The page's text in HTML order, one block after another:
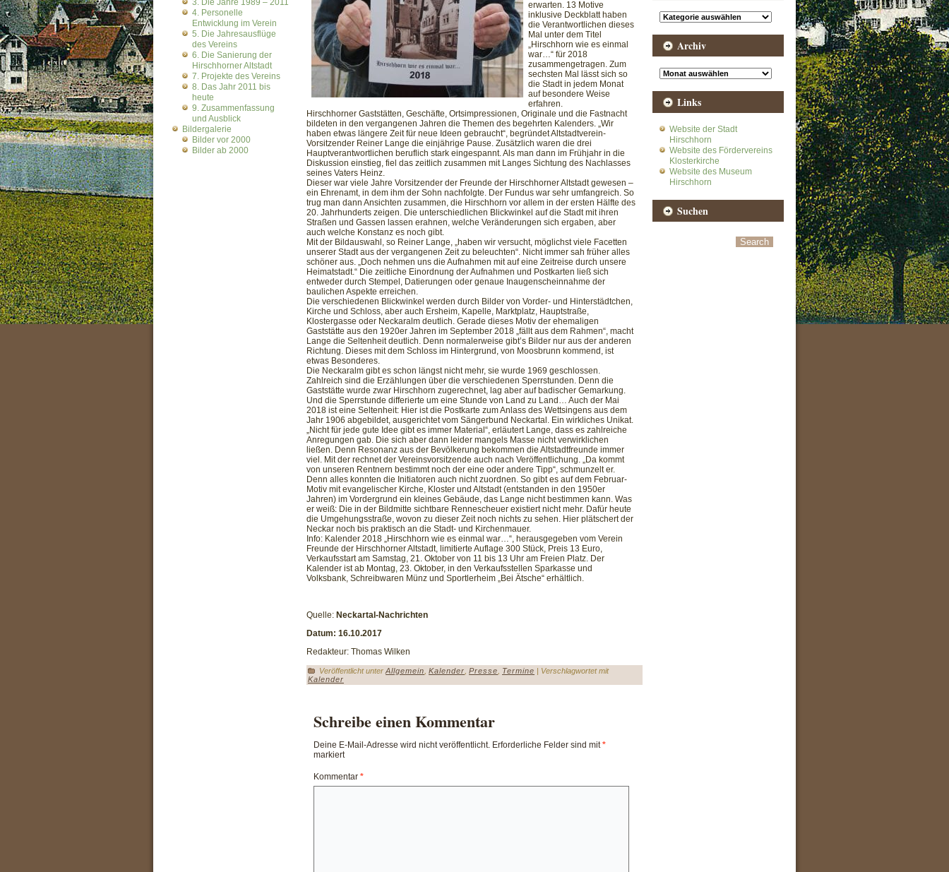
3. Die Jahre 1989 – 2011
4. Personelle
Entwicklung im Verein
5. Die Jahresausflüge
des Vereins
6. Die Sanierung der
Hirschhorner Altstadt
7. Projekte des Vereins
8. Das Jahr 2011 bis
heute
9. Zusammenfassung
und Ausblick
Bildergalerie
Bilder vor 2000
Bilder ab 2000
erwarten. 13 Motive
inklusive Deckblatt haben
die Verantwortlichen dieses
Mal unter dem Titel
„Hirschhorn wie es einmal
war…“ für 2018
zusammengetragen. Zum
sechsten Mal lässt sich so
die Stadt in jedem Monat
auf besondere Weise
erfahren.
Hirschhorner Gaststätten, Geschäfte, Ortsimpressionen, Originale und die Fastnacht
bildeten in den vergangenen Jahren die Themen des begehrten Kalenders. „Wir
haben etwas längere Zeit für neue Ideen gebraucht“, begründet Altstadtverein-
Vorsitzender Reiner Lange die einjährige Pause. Zusätzlich waren die drei
Hauptverantwortlichen beruflich stark eingespannt. Als man dann im Frühjahr in die
Diskussion einstieg, fiel das zeitlich zusammen mit Langes Sichtung des Nachlasses
seines Vaters Heinz.
Dieser war viele Jahre Vorsitzender der Freunde der Hirschhorner Altstadt gewesen –
ein Ehrenamt, in dem ihm der Sohn nachfolgte. Der Fundus war sehr umfangreich. So
trug man dann Ansichten zusammen, die Hirschhorn vor allem in der ersten Hälfte des
20. Jahrhunderts zeigen. Die unterschiedlichen Blickwinkel auf die Stadt mit ihren
Straßen und Gassen lassen erahnen, welche Veränderungen sich ergaben, aber
auch welche Konstanz es noch gibt.
Mit der Bildauswahl, so Reiner Lange, „haben wir versucht, möglichst viele Facetten
unserer Stadt aus der vergangenen Zeit zu beleuchten“. Nicht immer sah früher alles
schöner aus. „Doch nehmen uns die Aufnahmen mit auf eine Zeitreise durch unsere
Heimatstadt.“ Die zeitliche Einordnung der Aufnahmen und Postkarten ließ sich
entweder durch Stempel, Datierungen oder genaue Inaugenscheinnahme der
baulichen Aspekte erreichen.
Die verschiedenen Blickwinkel werden durch Bilder von Vorder- und Hinterstädtchen,
Kirche und Schloss, aber auch Ersheim, Kapelle, Marktplatz, Hauptstraße,
Klostergasse oder Neckaralm deutlich. Gerade dieses Motiv der ehemaligen
Gaststätte aus den 1920er Jahren im September 2018 „fällt aus dem Rahmen“, macht
Lange die Seltenheit deutlich. Denn normalerweise gibt’s Bilder nur aus der anderen
Richtung. Dieses mit dem Schloss im Hintergrund, von Moosbrunn kommend, ist
etwas Besonderes.
Die Neckaralm gibt es schon längst nicht mehr, sie wurde 1969 geschlossen.
Zahlreich sind die Erzählungen über die verschiedenen Sperrstunden. Denn die
Gaststätte wurde zwar Hirschhorn zugerechnet, lag aber auf badischer Gemarkung.
Und die Sperrstunde differierte um eine Stunde von Land zu Land… Auch der Mai
2018 ist eine Seltenheit: Hier ist die Postkarte zum Anlass des Wettsingens aus dem
Jahr 1906 abgebildet, ausgerichtet vom Sängerbund Neckartal. Ein wirkliches Unikat.
„Nicht für jede gute Idee gibt es immer Material“, erläutert Lange, dass es zahlreiche
Anregungen gab. Die sich aber dann leider mangels Masse nicht verwirklichen
ließen. Denn Resonanz aus der Bevölkerung bekommen die Altstadtfreunde immer
viel. Mit der rechnet der Vereinsvorsitzende auch nach Veröffentlichung. „Da kommt
von unseren Rentnern bestimmt noch der eine oder andere Tipp“, schmunzelt er.
Denn alles konnten die Initiatoren auch nicht zuordnen. So gibt es auf dem Februar-
Motiv mit evangelischer Kirche, Kloster und Altstadt (entstanden in den 1950er
Jahren) im Vordergrund ein kleines Gebäude, das Lange nicht bestimmen kann. Was
er weiß: Die in der Bildmitte sichtbare Rennescheuer existiert nicht mehr. Dafür heute
die Umgehungsstraße, wovon zu dieser Zeit noch nichts zu sehen. Hier plätschert der
Neckar noch bis praktisch an die Stadt- und Kirchenmauer.
Info: Kalender 2018 „Hirschhorn wie es einmal war…“, herausgegeben vom Verein
Freunde der Hirschhorner Altstadt, limitierte Auflage 300 Stück, Preis 13 Euro,
Verkaufsstart am Samstag, 21. Oktober von 11 bis 13 Uhr am Freien Platz. Der
Kalender ist ab Montag, 23. Oktober, in den Verkaufsstellen Sparkasse und
Volksbank, Schreibwaren Münz und Sportlerheim „Bei Ätsche“ erhältlich.
Quelle: Neckartal-Nachrichten
Datum: 16.10.2017
Redakteur: Thomas Wilken
Veröffentlicht unter Allgemein Kalender Presse Termine | Verschlagwortet mit
Kalender
Schreibe einen Kommentar
Deine E-Mail-Adresse wird nicht veröffentlicht. Erforderliche Felder sind mit*
markiert
Kommentar *
Kategorien
Archiv
Archiv
Links
Website der Stadt
Hirschhorn
Website des Fördervereins
Klosterkirche
Website des Museum
Hirschhorn
Suchen